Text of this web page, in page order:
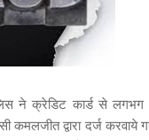
ने क्रेडिट कार्ड से
कमलजीत द्वारा दर्ज